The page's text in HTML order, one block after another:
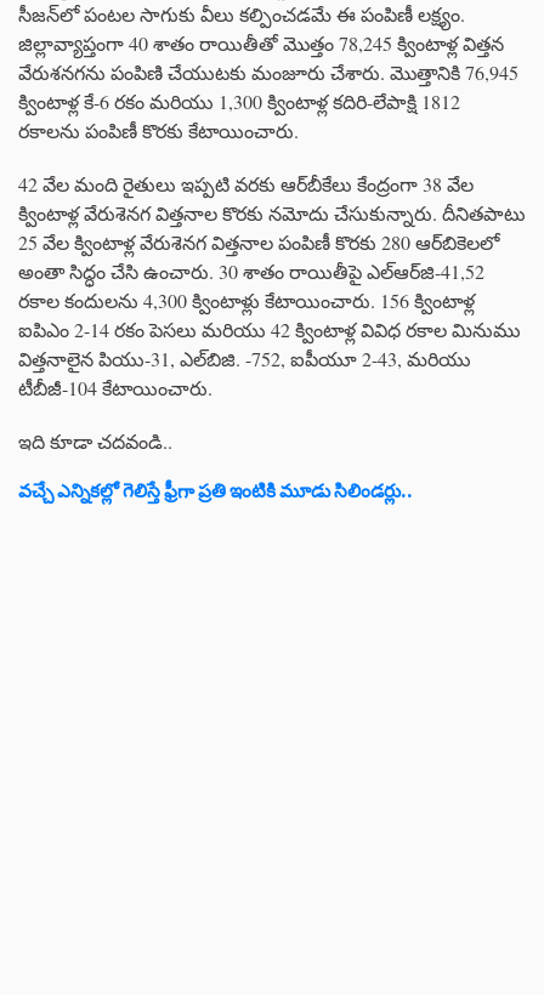
సీజన్‌లో పంటల సాగుకు వీలు కల్పించడమే ఈ పంపిణీ లక్ష్యం.
జిల్లావ్యాప్తంగా 40 శాతం రాయితీతో మొత్తం 78,245 క్వింటాళ్ల విత్తన
వేరుశనగను పంపిణి చేయుటకు మంజూరు చేశారు. మొత్తానికి 76,945
క్వింటాళ్ల కే-6 రకం మరియు 1,300 క్వింటాళ్ల కదిరి-లేపాక్షి 1812
రకాలను పంపిణీ కొరకు కేటాయించారు.
42 వేల మంది రైతులు ఇప్పటి వరకు ఆర్‌బీకేలు కేంద్రంగా 38 వేల
క్వింటాళ్ల వేరుశెనగ విత్తనాల కొరకు నమోదు చేసుకున్నారు. దీనితపాటు
25 వేల క్వింటాళ్ల వేరుశెనగ విత్తనాల పంపిణీ కొరకు 280 ఆర్‌బికెలలో
అంతా సిద్ధం చేసి ఉంచారు. 30 శాతం రాయితీపై ఎల్‌ఆర్‌జి-41,52
రకాల కందులను 4,300 క్వింటాళ్లు కేటాయించారు. 156 క్వింటాళ్ల
ఐపిఎం 2-14 రకం పెసలు మరియు 42 క్వింటాళ్ల వివిధ రకాల మినుము
విత్తనాలైన పియు-31, ఎల్‌బిజి. -752, ఐపీయూ 2-43, మరియు
టీబీజీ-104 కేటాయించారు.
ఇది కూడా చదవండి..
వచ్చే ఎన్నికల్లో గెలిస్తే ఫ్రీగా ప్రతి ఇంటికి మూడు సిలిండర్లు..